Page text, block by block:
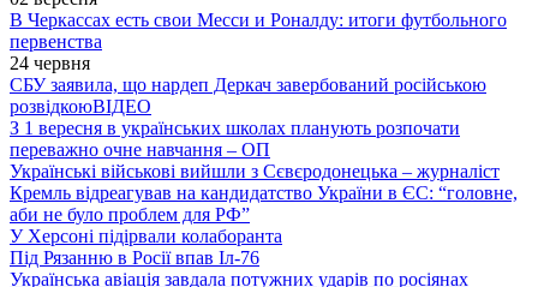
В Черкассах есть свои Месси и Роналду: итоги футбольного
первенства
24 червня
СБУ заявила, що нардеп Деркач завербований російською
розвідкоюВІДЕО
З 1 вересня в українських школах планують розпочати
переважно очне навчання – ОП
Українські військові вийшли з Сєвєродонецька – журналіст
Кремль відреагував на кандидатство України в ЄС: “головне,
аби не було проблем для РФ”
У Херсоні підірвали колаборанта
Під Рязанню в Росії впав Іл-76
Українська авіація завдала потужних ударів по росіянах